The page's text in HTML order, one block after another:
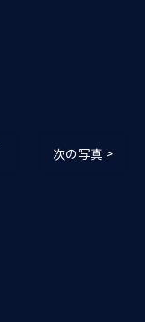
次の写真 >